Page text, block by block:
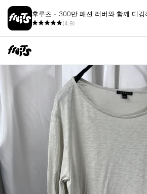
후루츠 - 300만 패션 러버와 함께 디깅
(4.9)